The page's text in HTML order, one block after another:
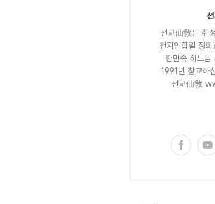
선교仙敎는 취
천지인합일 정
한민족 하느님
1991년 창교하
선교仙敎